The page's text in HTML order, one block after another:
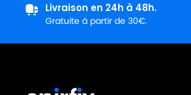
Livraison en 24h à 48h.
Gratuite à partir de 30€.